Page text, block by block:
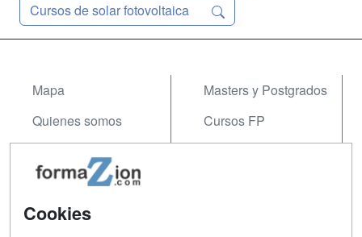
Cursos de solar fotovoltaica
Mapa
Quienes somos
Acceso Usuarios
Acceso Centros
Masters y Postgrados
Cursos FP
Cookies